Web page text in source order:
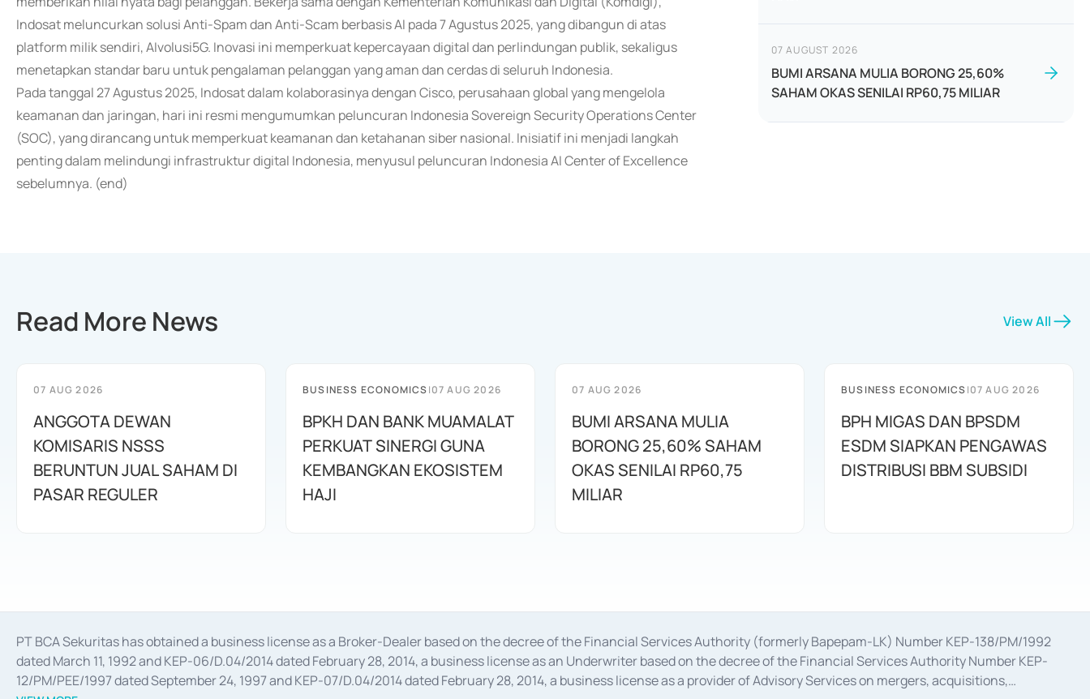
Indosat meluncurkan solusi Anti-Spam dan Anti-Scam berbasis AI pada 7 Agustus 2025, yang dibangun di atas
platform milik sendiri, AIvolusi5G. Inovasi ini memperkuat kepercayaan digital dan perlindungan publik, sekaligus
menetapkan standar baru untuk pengalaman pelanggan yang aman dan cerdas di seluruh Indonesia.
Pada tanggal 27 Agustus 2025, Indosat dalam kolaborasinya dengan Cisco, perusahaan global yang mengelola
keamanan dan jaringan, hari ini resmi mengumumkan peluncuran Indonesia Sovereign Security Operations Center
(SOC), yang dirancang untuk memperkuat keamanan dan ketahanan siber nasional. Inisiatif ini menjadi langkah
penting dalam melindungi infrastruktur digital Indonesia, menyusul peluncuran Indonesia AI Center of Excellence
sebelumnya. (end)
07 AUGUST 2026
BUMI ARSANA MULIA BORONG 25,60%
SAHAM OKAS SENILAI RP60,75 MILIAR
Read More News View All
07 AUG 2026
ANGGOTA DEWAN
KOMISARIS NSSS
BERUNTUN JUAL SAHAM DI
PASAR REGULER
BUSINESS ECONOMICS|07 AUG 2026
BPKH DAN BANK MUAMALAT
PERKUAT SINERGI GUNA
KEMBANGKAN EKOSISTEM
HAJI
07 AUG 2026
BUMI ARSANA MULIA
BORONG 25,60% SAHAM
OKAS SENILAI RP60,75
MILIAR
BUSINESS ECONOMICS|07 AUG 2026
BPH MIGAS DAN BPSDM
ESDM SIAPKAN PENGAWAS
DISTRIBUSI BBM SUBSIDI
PT BCA Sekuritas has obtained a business license as a Broker-Dealer based on the decree of the Financial Services Authority (formerly Bapepam-LK) Number KEP-138/PM/1992
dated March 11, 1992 and KEP-06/D.04/2014 dated February 28, 2014, a business license as an Underwriter based on the decree of the Financial Services Authority Number KEP-
12/PM/PEE/1997 dated September 24, 1997 and KEP-07/D.04/2014 dated February 28, 2014, a business license as a provider of Advisory Services on mergers, acquisitions,